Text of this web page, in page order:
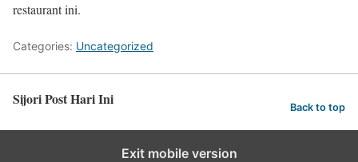
restaurant ini.
Categories: Uncategorized
Sijori Post Hari Ini Back to top
Exit mobile version